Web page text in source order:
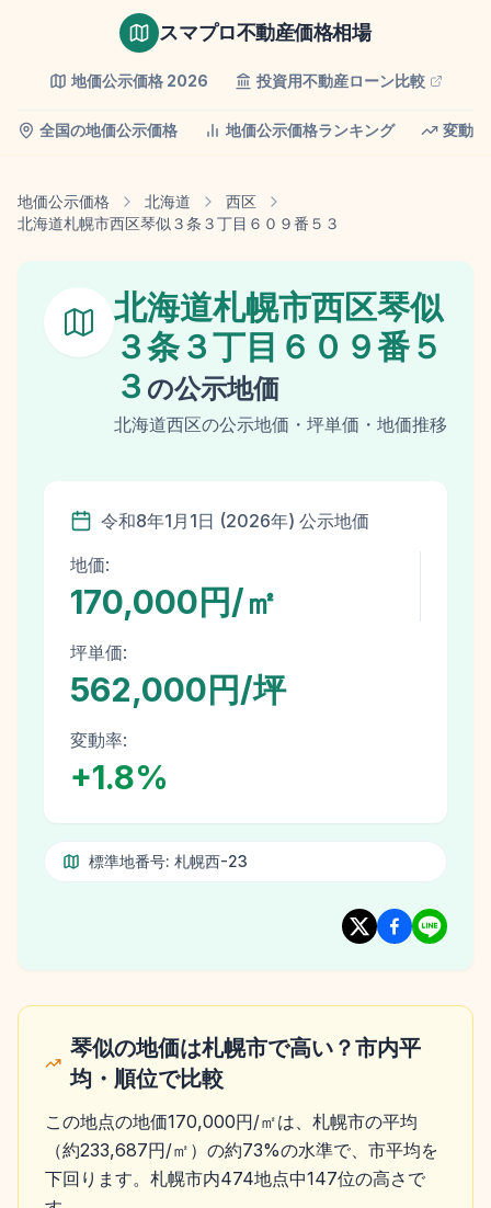
スマプロ不動産価格相場
地価公示価格 2026 投資用不動産ローン比較
全国の地価公示価格 地価公示価格ランキング 変動
地価公示価格 北海道
西区
北海道札幌市西区琴似３条３丁目６０９番５３
北海道札幌市西区琴似
３条３丁目６０９番５
３ の公示地価
北海道西区の公示地価 ・坪単価・地価推移
令和8年1月1日 (2026年) 公示地価
地価:
170,000円/㎡
坪単価:
562,000円/坪
変動率:
+1.8%
標準地番号: 札幌西-23
琴似の地価は札幌市で高い？市内平
均・順位で比較
この地点の地価170,000円/㎡は、札幌市の平均
（約233,687円/㎡）の約73%の水準で、市平均を
下回ります。札幌市内474地点中147位の高さで